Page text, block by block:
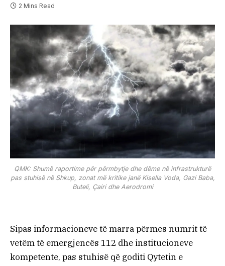
2 Mins Read
QMK: Shumë raportime për përmbytje dhe dëme në infrastrukturë
pas stuhisë në Shkup, zonat më kritike janë Kisella Voda, Gazi Baba,
Buteli, Çairi dhe Aerodromi
Sipas informacioneve të marra përmes numrit të
vetëm të emergjencës 112 dhe institucioneve
kompetente, pas stuhisë që goditi Qytetin e